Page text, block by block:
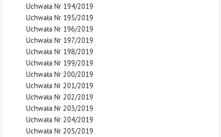
Uchwała Nr 194/2019
Uchwała Nr 195/2019
Uchwała Nr 196/2019
Uchwała Nr 197/2019
Uchwała Nr 198/2019
Uchwała Nr 199/2019
Uchwała Nr 200/2019
Uchwała Nr 201/2019
Uchwała Nr 202/2019
Uchwała Nr 203/2019
Uchwała Nr 204/2019
Uchwała Nr 205/2019